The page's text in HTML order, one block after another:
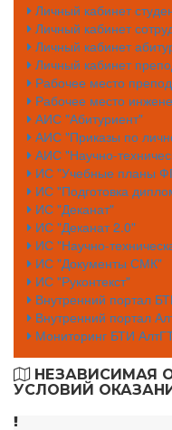
Личный кабинет
Личный кабинет
Личный кабинет
Личный кабинет
Рабочее место
Рабочее место
АИС "Абитуриент"
АИС "Приказы по
АИС "Научно-
ИС "Учебные планы
ИС "Подготовка
ИС "Деканат"
ИС "Деканат 2.0"
ИС "Научно-
ИС "Документы СМК"
ИС "Руконтекст"
Внутренний портал
Внутренний портал
Мониторинг БТИ
НЕЗАВИСИМАЯ
УСЛОВИЙ